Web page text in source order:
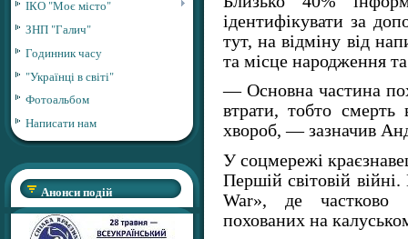
ІКО "Моє місто"
ЗНП "Галич"
Годинник часу
"Українці в світі"
Фотоальбом
Написати нам
Анонси подій
ідентифікувати за
тут, на відміну від
та місце народження
— Основна частина
втрати, тобто смерть
хвороб, — зазначив
У соцмережі
Першій світовій
War», де частково
похованих на